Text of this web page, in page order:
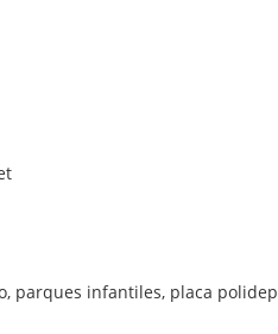
parques infantiles, placa